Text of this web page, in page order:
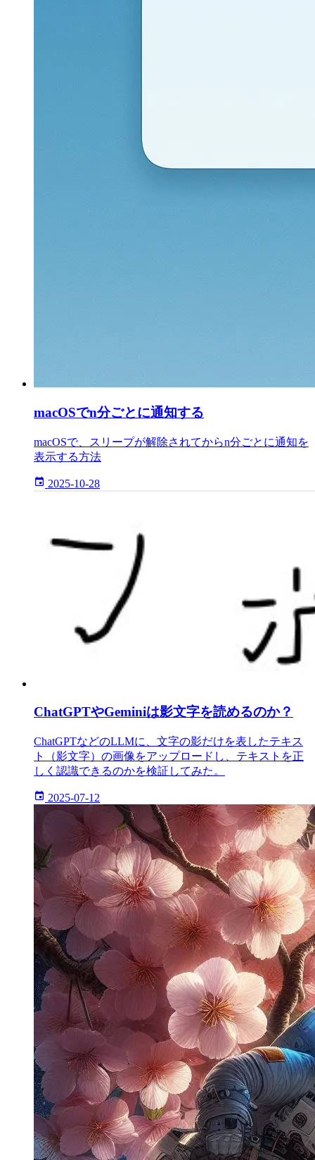
macOSでn分ごとに通知する
macOSで、スリープが解除されてからn分ごとに通知を
表示する方法
2025-10-28
ChatGPTやGeminiは影文字を読めるのか？
ChatGPTなどのLLMに、文字の影だけを表したテキス
ト（影文字）の画像をアップロードし、テキストを正
しく認識できるのかを検証してみた。
2025-07-12